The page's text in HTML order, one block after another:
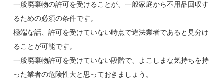
一般廃棄物の許可を受けることが、一般家庭から不用品回収す
るための必須の条件です。
極端な話、許可を受けていない時点で違法業者であると見分け
ることが可能です。
一般廃棄物許可を受けていない段階で、よこしまな気持ちを持
った業者の危険性大と思っておきましょう。